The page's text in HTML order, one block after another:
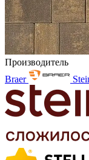
Производитель
Braer